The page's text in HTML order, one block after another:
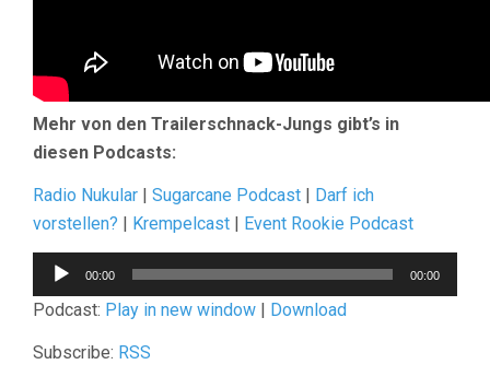
Mehr von den Trailerschnack-Jungs gibt’s in
diesen Podcasts:
Radio Nukular | Sugarcane Podcast | Darf ich
vorstellen? | Krempelcast | Event Rookie Podcast
Audio-
Player
00:00 00:00
Podcast: Play in new window | Download
Subscribe: RSS